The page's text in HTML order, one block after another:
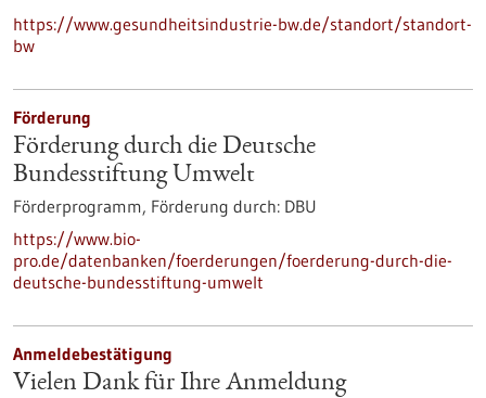
https://www.gesundheitsindustrie-bw.de/standort/standort-
bw
Förderung
Förderung durch die Deutsche
Bundesstiftung Umwelt
Förderprogramm, Förderung durch: DBU
https://www.bio-
pro.de/datenbanken/foerderungen/foerderung-durch-die-
deutsche-bundesstiftung-umwelt
Anmeldebestätigung
Vielen Dank für Ihre Anmeldung